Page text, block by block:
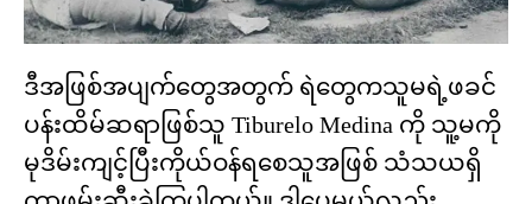
ဒီအဖြစ်အပျက်တွေအတွက် ရဲတွေကသူမရဲ့ဖခင်
ပန်းထိမ်ဆရာဖြစ်သူ Tiburelo Medina ကို သူ့မကို
မုဒိမ်းကျင့်ပြီးကိုယ်ဝန်ရစေသူအဖြစ် သံသယရှိ